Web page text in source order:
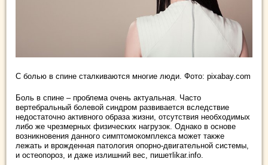
С болью в спине сталкиваются многие люди. Фото: pixabay.com
Боль в спине – проблема очень актуальная. Часто
вертебральный болевой синдром развивается вследствие
недостаточно активного образа жизни, отсутствия необходимых
либо же чрезмерных физических нагрузок. Однако в основе
возникновения данного симптомокомплекса может также
лежать и врожденная патология опорно-двигательной системы,
и остеопороз, и даже излишний вес, пишетlikar.info.